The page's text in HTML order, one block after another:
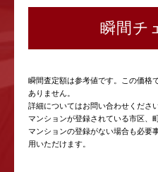
瞬間チ
瞬間査定額は参考値です。この価格
ありません。
詳細についてはお問い合わせください
マンションが登録されている市区、
マンションの登録がない場合も必要
用いただけます。